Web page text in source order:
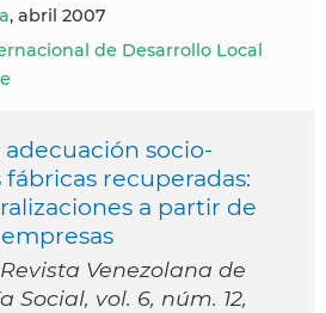
, abril 2007
de Desarrollo Local
adecuación socio-
recuperadas:
a partir de
Venezolana de
Social, vol. 6, núm. 12,